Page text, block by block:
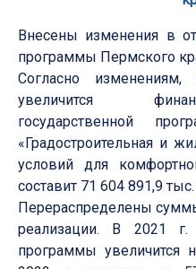
Внесены изменения в
программы Пермского
Согласно
увеличится
государственной
«Градостроительная и
условий для
составит 71 604 891,9 тыс.
Перераспределены
реализации. В 2021 г.
программы увеличится